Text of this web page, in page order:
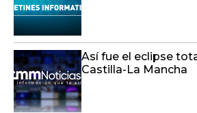
Así fue el eclipse
Castilla-La Mancha